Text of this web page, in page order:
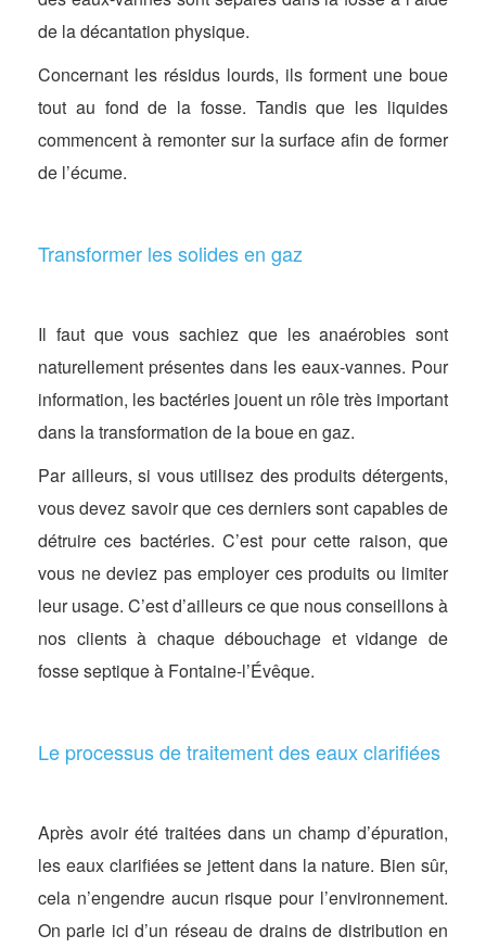
de la décantation physique.
Concernant les résidus lourds, ils forment une boue
tout au fond de la fosse. Tandis que les liquides
commencent à remonter sur la surface afin de former
de l’écume.
Transformer les solides en gaz
Il faut que vous sachiez que les anaérobies sont
naturellement présentes dans les eaux-vannes. Pour
information, les bactéries jouent un rôle très important
dans la transformation de la boue en gaz.
Par ailleurs, si vous utilisez des produits détergents,
vous devez savoir que ces derniers sont capables de
détruire ces bactéries. C’est pour cette raison, que
vous ne deviez pas employer ces produits ou limiter
leur usage. C’est d’ailleurs ce que nous conseillons à
nos clients à chaque débouchage et vidange de
fosse septique à Fontaine-l’Évêque.
Le processus de traitement des eaux clarifiées
Après avoir été traitées dans un champ d’épuration,
les eaux clarifiées se jettent dans la nature. Bien sûr,
cela n’engendre aucun risque pour l’environnement.
On parle ici d’un réseau de drains de distribution en